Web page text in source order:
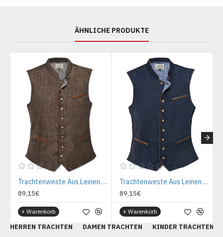
ÄHNLICHE PRODUKTE
Trachtenweste Aus Leinen - Braun
89,15€
+ Warenkorb
Trachtenweste Aus Leinen - Marine
89,15€
+ Warenkorb
HERREN TRACHTEN DAMEN TRACHTEN KINDER TRACHTEN